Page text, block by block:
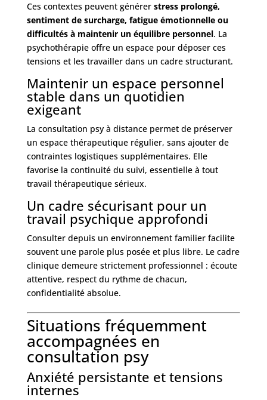
Ces contextes peuvent générer stress prolongé,
sentiment de surcharge, fatigue émotionnelle ou
difficultés à maintenir un équilibre personnel. La
psychothérapie offre un espace pour déposer ces
tensions et les travailler dans un cadre structurant.
Maintenir un espace personnel
stable dans un quotidien
exigeant
La consultation psy à distance permet de préserver
un espace thérapeutique régulier, sans ajouter de
contraintes logistiques supplémentaires. Elle
favorise la continuité du suivi, essentielle à tout
travail thérapeutique sérieux.
Un cadre sécurisant pour un
travail psychique approfondi
Consulter depuis un environnement familier facilite
souvent une parole plus posée et plus libre. Le cadre
clinique demeure strictement professionnel : écoute
attentive, respect du rythme de chacun,
confidentialité absolue.
Situations fréquemment
accompagnées en
consultation psy
Anxiété persistante et tensions
internes